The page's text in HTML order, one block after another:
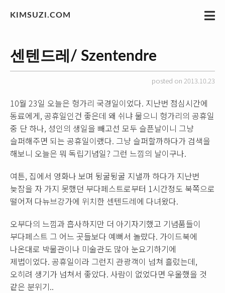
KIMSUZI.COM
센텐드레/ Szentendre
posted on 2013.10.23
10월 23일 오늘은 헝가리 국경일이었다. 지난번 점심시간에
동료에게, 공휴일인건 좋은데 왜 쉬냐 물으니 헝가리의 공휴일
중 단 하나, 성인의 생일을 빼고선 모두 슬픈날이니 그냥
슬퍼해주면 되는 공휴일이랬다. 그냥 슬퍼할까하다가 검색을
해보니 오늘은 뭐 독립기념일? 그런 느낌의 날이구나.
여튼, 집에서 영화나 보며 뒹굴뒹굴 지낼까 하다가 지난번
늦잠을 자 가지 못했던 부다페스트로부터 1시간정도 북쪽으로
떨어져 다뉴브강가에 위치한 센텐드레에 다녀왔다.
오부다의 느낌과 흡사하지만 더 아기자기했고 기념품들이
부다페스트 그 어느 곳들보다 예뻐서 놀랐다. 가이드북에
나온대로 박물관이나 미술관도 많아 눈요기하기에
제법이었다. 공휴일이라 그런지 관광객이 넘쳐 흘렀는데,
오히려 생기가 넘쳐서 좋았다. 사람이 없었다면 우울했을 것
같은 분위기..